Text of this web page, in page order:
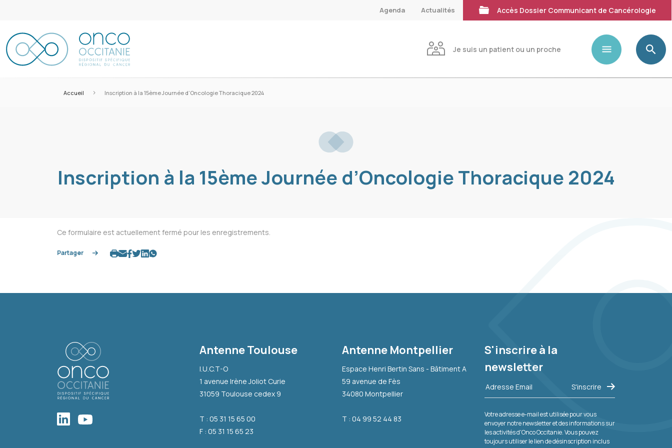
Agenda Actualités Accès Dossier Communicant de Cancérologie
Je suis un patient ou un proche
Accueil > Inscription à la 15ème Journée d’Oncologie Thoracique 2024
Inscription à la 15ème Journée d’Oncologie Thoracique 2024
Ce formulaire est actuellement fermé pour les enregistrements.
Partager
Antenne Toulouse
I.U.C.T-O
1 avenue Irène Joliot Curie
31059 Toulouse cedex 9
T : 05 31 15 65 00
F : 05 31 15 65 23
Antenne Montpellier
Espace Henri Bertin Sans - Bâtiment A
59 avenue de Fès
34080 Montpellier
T : 04 99 52 44 83
S'inscrire à la
newsletter
Votre adresse e-mail est utilisée pour vous
envoyer notre newsletter et des informations sur
les activités d'Onco Occitanie. Vous pouvez
toujours utiliser le lien de désinscription inclus